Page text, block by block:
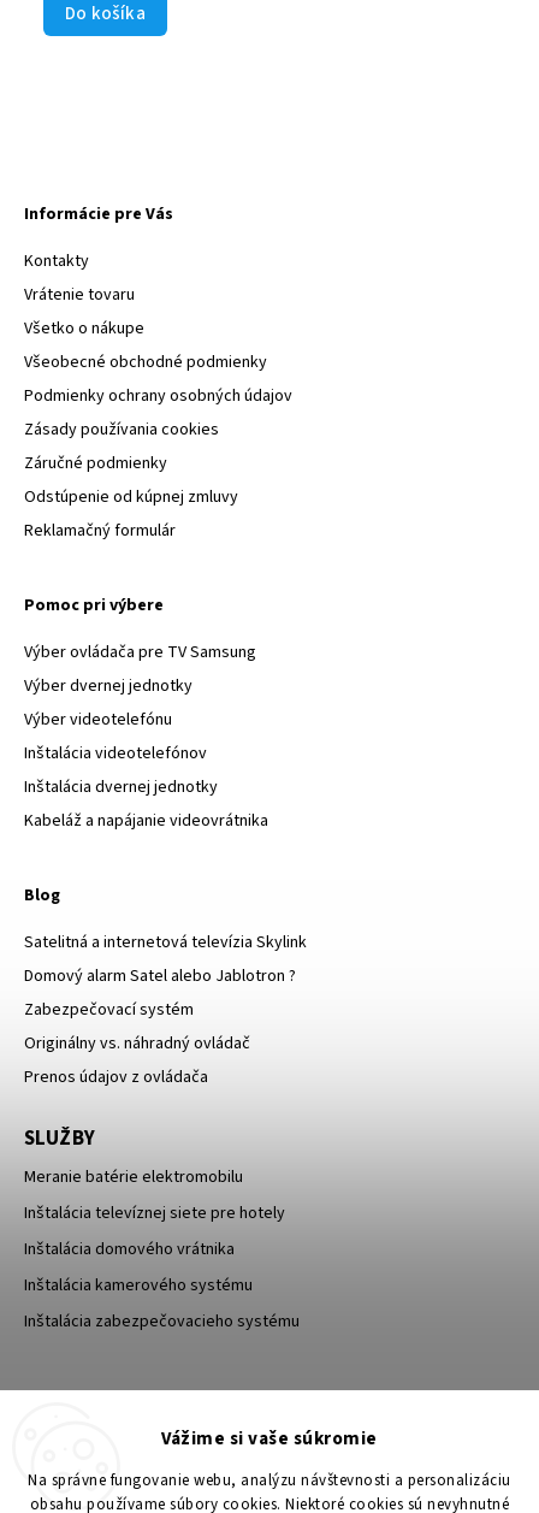
Vážime si vaše súkromie
Na správne fungovanie webu, analýzu návštevnosti a personalizáciu
obsahu používame súbory cookies. Niektoré cookies sú nevyhnutné
Do košíka
Informácie pre Vás
Kontakty
Vrátenie tovaru
Všetko o nákupe
Všeobecné obchodné podmienky
Podmienky ochrany osobných údajov
Zásady používania cookies
Záručné podmienky
Odstúpenie od kúpnej zmluvy
Reklamačný formulár
Pomoc pri výbere
Výber ovládača pre TV Samsung
Výber dvernej jednotky
Výber videotelefónu
Inštalácia videotelefónov
Inštalácia dvernej jednotky
Kabeláž a napájanie videovrátnika
Blog
Satelitná a internetová televízia Skylink
Domový alarm Satel alebo Jablotron ?
Zabezpečovací systém
Originálny vs. náhradný ovládač
Prenos údajov z ovládača
SLUŽBY
Meranie batérie elektromobilu
Inštalácia televíznej siete pre hotely
Inštalácia domového vrátnika
Inštalácia kamerového systému
Inštalácia zabezpečovacieho systému